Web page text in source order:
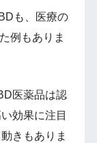
も、医療の
例もありま
医薬品は認
効果に注目
きもありま